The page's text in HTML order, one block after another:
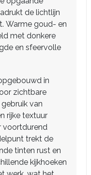
de lichtlijn
Warme goud- en
met donkere
en sfeervolle
in
zichtbare
van
rijke textuur
voortdurend
trekt de
tinten rust en
kijkhoeken